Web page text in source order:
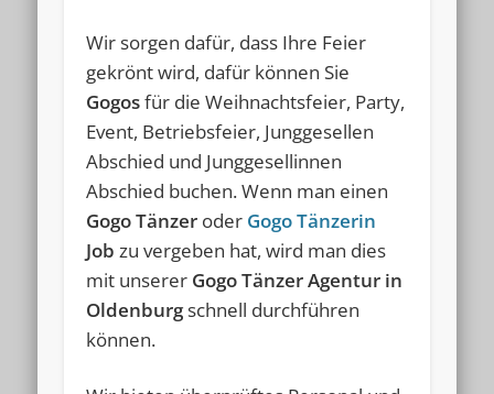
Wir sorgen dafür, dass Ihre Feier
gekrönt wird, dafür können Sie
Gogosfür die Weihnachtsfeier, Party,
Event, Betriebsfeier, Junggesellen
Abschied und Junggesellinnen
Abschied buchen. Wenn man einen
Gogo Tänzer oder Gogo Tänzerin
Job zu vergeben hat, wird man dies
mit unserer Gogo Tänzer Agentur in
Oldenburgschnell durchführen
können.